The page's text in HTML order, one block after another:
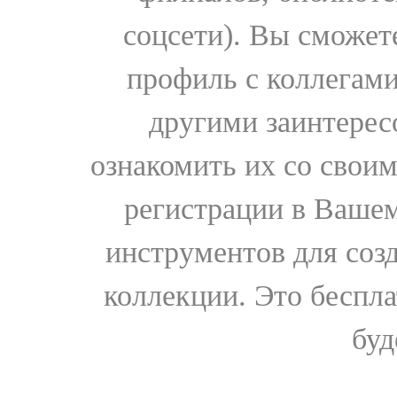
соцсети). Вы
профиль с
другими
ознакомить их со
регистрации в
инструментов для
коллекции. Это